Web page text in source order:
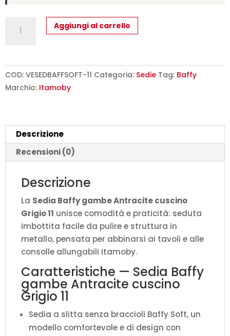
Baffy
cuscino
Grigio
P.42
H.86
quantità
Aggiungi al carrello
COD: VESEDBAFFSOFT-11 Categoria: Sedie Tag: Baffy
Marchio: Itamoby
Descrizione
Recensioni (0)
Descrizione
La Sedia Baffy gambe Antracite cuscino
Grigio 11 unisce comodità e praticità: seduta
imbottita facile da pulire e struttura in
metallo, pensata per abbinarsi ai tavoli e alle
consolle allungabili Itamoby.
Caratteristiche — Sedia Baffy
gambe Antracite cuscino
Grigio 11
Sedia a slitta senza braccioli Baffy Soft, un
modello comfortevole e di design con